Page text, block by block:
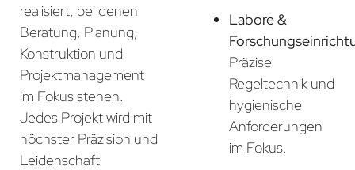
realisiert, bei denen
Beratung, Planung,
Konstruktion und
Projektmanagement
im Fokus stehen.
Jedes Projekt wird mit
höchster Präzision und
Leidenschaft
Labore &
Präzise
Regeltechnik und
hygienische
Anforderungen
im Fokus.